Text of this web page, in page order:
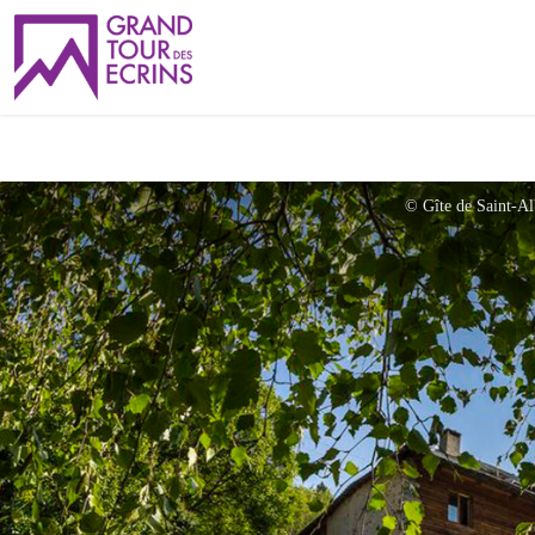
© Gîte de Saint-